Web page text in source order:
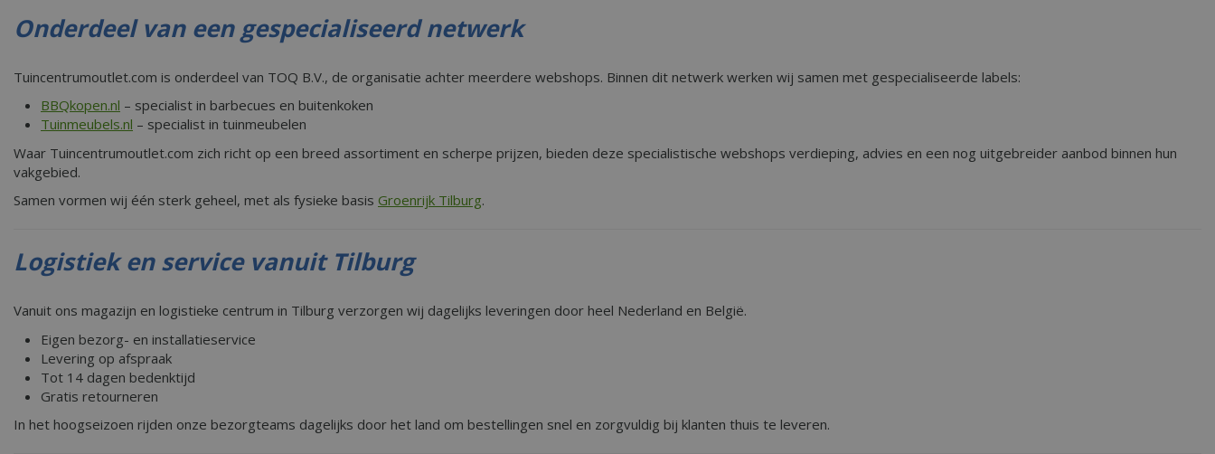
Onderdeel van een gespecialiseerd netwerk
Tuincentrumoutlet.com is onderdeel van TOQ B.V., de organisatie achter meerdere webshops. Binnen dit netwerk werken wij samen met gespecialiseerde labels:
BBQkopen.nl – specialist in barbecues en buitenkoken
Tuinmeubels.nl – specialist in tuinmeubelen
Waar Tuincentrumoutlet.com zich richt op een breed assortiment en scherpe prijzen, bieden deze specialistische webshops verdieping, advies en een nog uitgebreider aanbod binnen hun
vakgebied.
Samen vormen wij één sterk geheel, met als fysieke basis Groenrijk Tilburg.
Logistiek en service vanuit Tilburg
Vanuit ons magazijn en logistieke centrum in Tilburg verzorgen wij dagelijks leveringen door heel Nederland en België.
Eigen bezorg- en installatieservice
Levering op afspraak
Tot 14 dagen bedenktijd
Gratis retourneren
In het hoogseizoen rijden onze bezorgteams dagelijks door het land om bestellingen snel en zorgvuldig bij klanten thuis te leveren.